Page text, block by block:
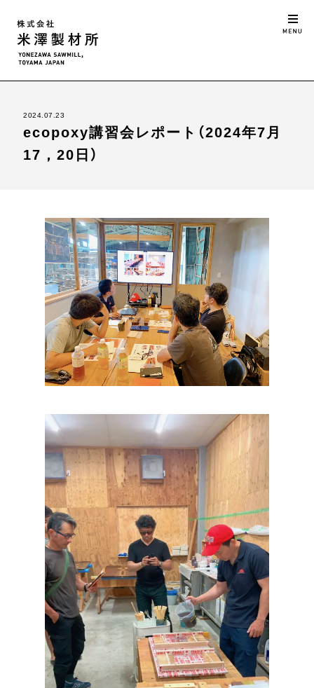
2024.07.23
ecopoxy講習会レポート（2024年7月
17，20日）